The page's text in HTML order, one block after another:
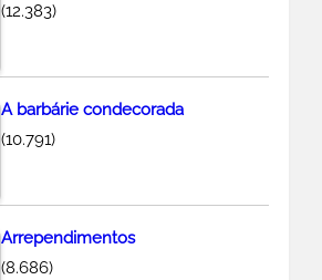
(12.383)
A barbárie condecorada
(10.791)
Arrependimentos
(8.686)